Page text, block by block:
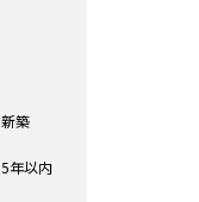
新築
5年以内